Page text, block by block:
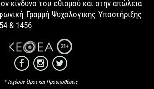
κίνδυνο του εθισμού και στην απώλεια
Γραμμή Ψυχολογικής Υποστήριξης
& 1456
21+
* Ισχύουν Όροι και Προϋποθέσεις